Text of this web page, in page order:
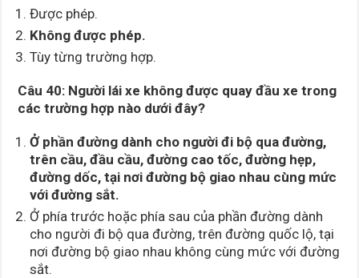
Được phép.
Không được phép.
Tùy từng trường hợp.
Câu 40: Người lái xe không được quay đầu xe trong
các trường hợp nào dưới đây?
Ở phần đường dành cho người đi bộ qua đường,
trên cầu, đầu cầu, đường cao tốc, đường hẹp,
đường dốc, tại nơiđường bộ giao nhau cùng mức
với đường sắt.
Ở phía trước hoặc phía sau của phần đường dành
cho người đi bộ qua đường, trên đường quốc lộ, tại
nơi đường bộ giao nhau không cùng mức với đường
sắt.